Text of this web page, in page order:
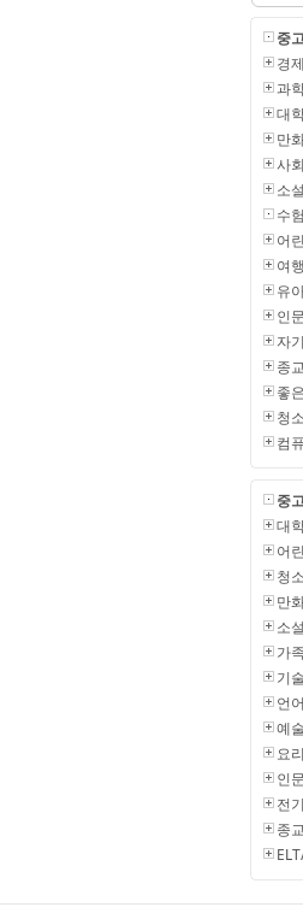
중
경
과
대
만
사
소
수
어
여
유
인
자
종
좋
청
컴
중
대
어
청
만
소
가
기
언
예
요
인
전
종